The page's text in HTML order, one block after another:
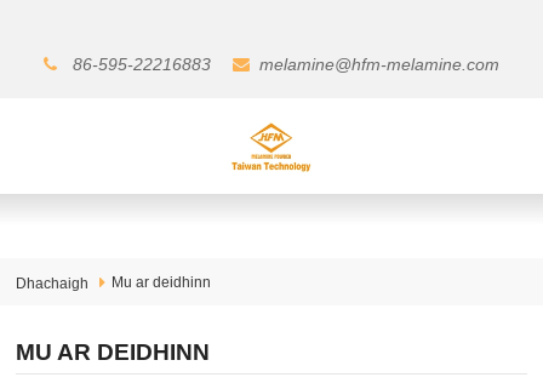
86-595-22216883 melamine@hfm-melamine.com
Dhachaigh Mu ar deidhinn
MU AR DEIDHINN